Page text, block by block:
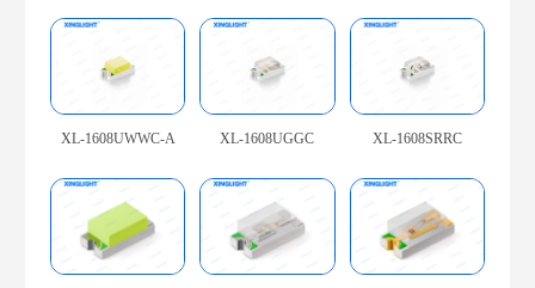
XL-1608UWWC-A XL-1608UGGC XL-1608SRRC